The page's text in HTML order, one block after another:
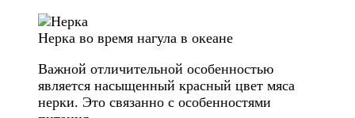
Нерка во время нагула в океане
Важной отличительной особенностью
является насыщенный красный цвет мяса
нерки. Это связанно с особенностями